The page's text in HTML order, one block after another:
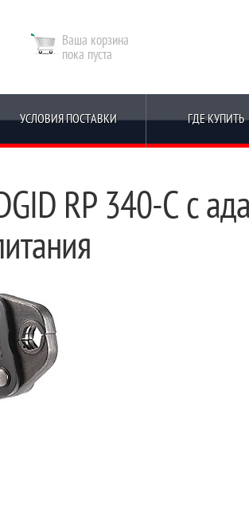
Ваша корзина
пока пуста
УСЛОВИЯ ПОСТАВКИ ГДЕ КУПИТЬ
RP 340-C с